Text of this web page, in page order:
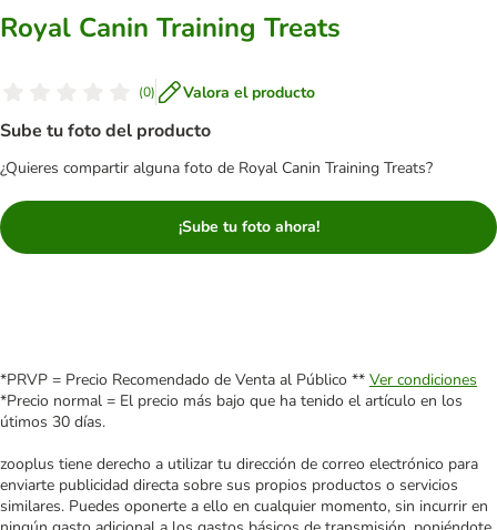
Royal Canin Training Treats
(0) Valora el producto
Sube tu foto del producto
¿Quieres compartir alguna foto de Royal Canin Training Treats?
¡Sube tu foto ahora!
*PRVP = Precio Recomendado de Venta al Público ** Ver condiciones
*Precio normal = El precio más bajo que ha tenido el artículo en los
útimos 30 días.
zooplus tiene derecho a utilizar tu dirección de correo electrónico para
enviarte publicidad directa sobre sus propios productos o servicios
similares. Puedes oponerte a ello en cualquier momento, sin incurrir en